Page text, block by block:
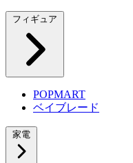
フィギュア
POPMART
ベイブレード
家電